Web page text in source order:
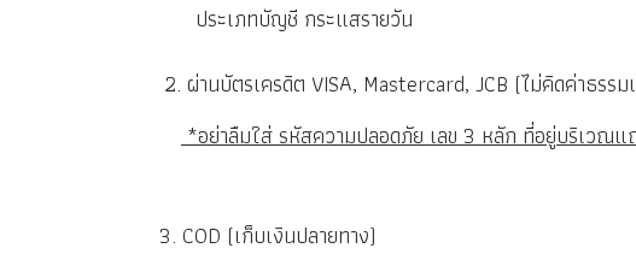
ประเภทบัญชี กระแสรายวัน
2. ผ่านบัตรเครดิต VISA, Mastercard, JCB (ไม่คิดค่าธรรม
*อย่าลืมใส่ รหัสความปลอดภัย เลข 3 หลัก ที่อยู่บริเวณแ
3. COD (เก็บเงินปลายทาง)